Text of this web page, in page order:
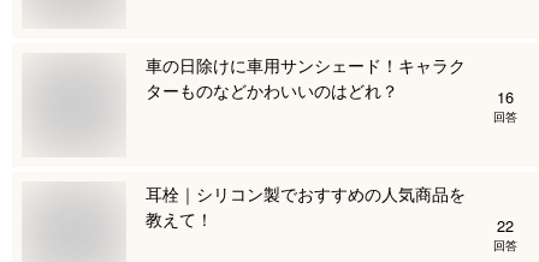
車の日除けに車用サンシェード！キャラク
ターものなどかわいいのはどれ？
16
回答
耳栓｜シリコン製でおすすめの人気商品を
教えて！
22
回答